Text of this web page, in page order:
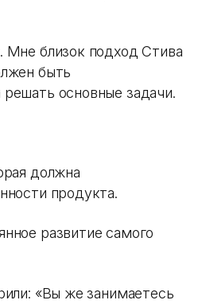
близок подход Стива
быть
основные задачи.
должна
продукта.
развитие самого
«Вы же занимаетесь